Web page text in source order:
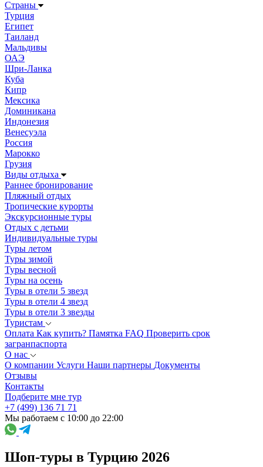
Страны
Турция
Египет
Таиланд
Мальдивы
ОАЭ
Шри-Ланка
Куба
Кипр
Мексика
Доминикана
Индонезия
Венесуэла
Россия
Марокко
Грузия
Виды отдыха
Раннее бронирование
Пляжный отдых
Тропические курорты
Экскурсионные туры
Отдых с детьми
Индивидуальные туры
Туры летом
Туры зимой
Туры весной
Туры на осень
Туры в отели 5 звезд
Туры в отели 4 звезд
Туры в отели 3 звезды
Туристам
Оплата Как купить? Памятка FAQ Проверить срок
загранпаспорта
О нас
О компании Услуги Наши партнеры Документы
Отзывы
Контакты
Подберите мне тур
+7 (499) 136 71 71
Мы работаем с 10:00 до 22:00
Шоп-туры в Турцию 2026